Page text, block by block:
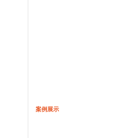
案例展示